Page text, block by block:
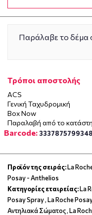
Παράλαβε το δέμα
Τρόποι αποστολής
ACS
Γενική Ταχυδρομική
Box Now
Παραλαβή από το
Barcode: 3337875799348
Προϊόν της σειράς:La
Posay - Anthelios
Κατηγορίες εταιρείας:La
Posay Spray,La Roche
Αντηλιακά Σώματος,La